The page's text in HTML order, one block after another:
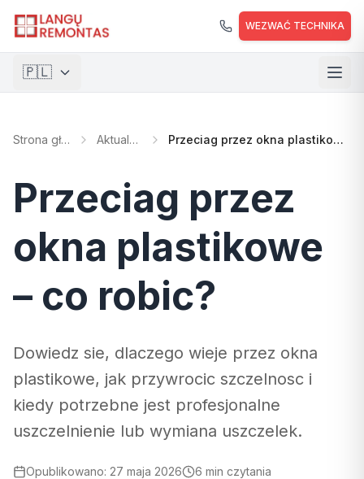
WEZWAĆ TECHNIKA
🇵🇱
🇺🇸 English
🇺🇦 Українська
Strona główna Aktualności Przeciag przez okna plastikowe – co robic?
Przeciag przez
okna plastikowe
– co robic?
Dowiedz sie, dlaczego wieje przez okna
plastikowe, jak przywrocic szczelnosc i
kiedy potrzebne jest profesjonalne
uszczelnienie lub wymiana uszczelek.
Opublikowano: 27 maja 2026 6 min czytania